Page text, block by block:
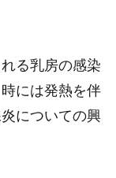
る乳房の感染
には発熱を伴
についての興